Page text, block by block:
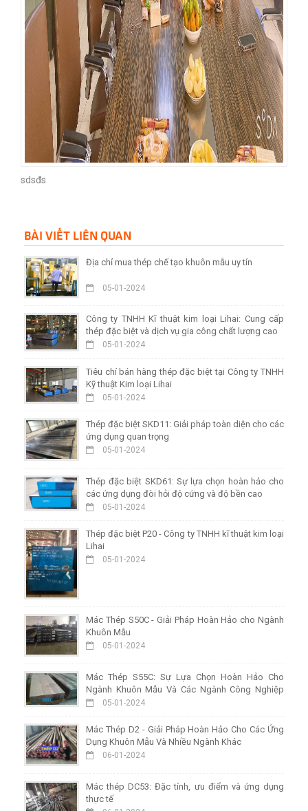
sdsđs
BÀI VIẾT LIÊN QUAN
Địa chỉ mua thép chế tạo khuôn mẫu uy tín
05-01-2024
Công ty TNHH Kĩ thuật kim loại Lihai: Cung cấp
thép đặc biệt và dịch vụ gia công chất lượng cao
05-01-2024
Tiêu chí bán hàng thép đặc biệt tại Công ty TNHH
Kỹ thuật Kim loại Lihai
05-01-2024
Thép đặc biệt SKD11: Giải pháp toàn diện cho các
ứng dụng quan trọng
05-01-2024
Thép đặc biệt SKD61: Sự lựa chọn hoàn hảo cho
các ứng dụng đòi hỏi độ cứng và độ bền cao
05-01-2024
Thép đặc biệt P20 - Công ty TNHH kĩ thuật kim loại
Lihai
05-01-2024
Mác Thép S50C - Giải Pháp Hoàn Hảo cho Ngành
Khuôn Mẫu
05-01-2024
Mác Thép S55C: Sự Lựa Chọn Hoàn Hảo Cho
Ngành Khuôn Mẫu Và Các Ngành Công Nghiệp
Khác05-01-2024
Mác Thép D2 - Giải Pháp Hoàn Hảo Cho Các Ứng
Dụng Khuôn Mẫu Và Nhiều Ngành Khác
06-01-2024
Mác thép DC53: Đặc tính, ưu điểm và ứng dụng
thực tế